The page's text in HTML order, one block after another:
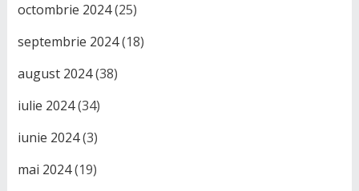
octombrie 2024(25)
septembrie 2024(18)
august 2024(38)
iulie 2024(34)
iunie 2024(3)
mai 2024(19)